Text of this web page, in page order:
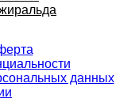
данных